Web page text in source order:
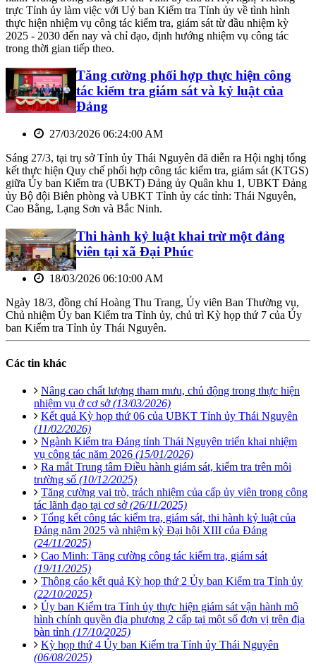
trực Tỉnh ủy làm việc với Uỷ ban Kiểm tra Tỉnh ủy về tình hình
thực hiện nhiệm vụ công tác kiểm tra, giám sát từ đầu nhiệm kỳ
2025 - 2030 đến nay và chỉ đạo, định hướng nhiệm vụ công tác
trong thời gian tiếp theo.
Tăng cường phối hợp thực hiện công
tác kiểm tra giám sát và kỷ luật của
Đảng
27/03/2026 06:24:00 AM
Sáng 27/3, tại trụ sở Tỉnh ủy Thái Nguyên đã diễn ra Hội nghị tổng
kết thực hiện Quy chế phối hợp công tác kiểm tra, giám sát (KTGS)
giữa Ủy ban Kiểm tra (UBKT) Đảng ủy Quân khu 1, UBKT Đảng
ủy Bộ đội Biên phòng và UBKT Tỉnh ủy các tỉnh: Thái Nguyên,
Cao Bằng, Lạng Sơn và Bắc Ninh.
Thi hành kỷ luật khai trừ một đảng
viên tại xã Đại Phúc
18/03/2026 06:10:00 AM
Ngày 18/3, đồng chí Hoàng Thu Trang, Ủy viên Ban Thường vụ,
Chủ nhiệm Ủy ban Kiểm tra Tỉnh ủy, chủ trì Kỳ họp thứ 7 của Ủy
ban Kiểm tra Tỉnh ủy Thái Nguyên.
Các tin khác
Nâng cao chất lượng tham mưu, chủ động trong thực hiện
nhiệm vụ ở cơ sở(13/03/2026)
Kết quả Kỳ họp thứ 06 của UBKT Tỉnh ủy Thái Nguyên
(11/02/2026)
Ngành Kiểm tra Đảng tỉnh Thái Nguyên triển khai nhiệm
vụ công tác năm 2026 (15/01/2026)
Ra mắt Trung tâm Điều hành giám sát, kiểm tra trên môi
trường số (10/12/2025)
Tăng cường vai trò, trách nhiệm của cấp ủy viên trong công
tác lãnh đạo tại cơ sở(26/11/2025)
Tổng kết công tác kiểm tra, giám sát, thi hành kỷ luật của
Đảng năm 2025 và nhiệm kỳ Đại hội XIII của Đảng
(24/11/2025)
Cao Minh: Tăng cường công tác kiểm tra, giám sát
(19/11/2025)
Thông cáo kết quả Kỳ họp thứ 2 Ủy ban Kiểm tra Tỉnh ủy
(22/10/2025)
Ủy ban Kiểm tra Tỉnh ủy thực hiện giám sát vận hành mô
hình chính quyền địa phương 2 cấp tại một số đơn vị trên địa
bàn tỉnh (17/10/2025)
Kỳ họp thứ 4 Ủy ban Kiểm tra Tỉnh ủy Thái Nguyên
(06/08/2025)